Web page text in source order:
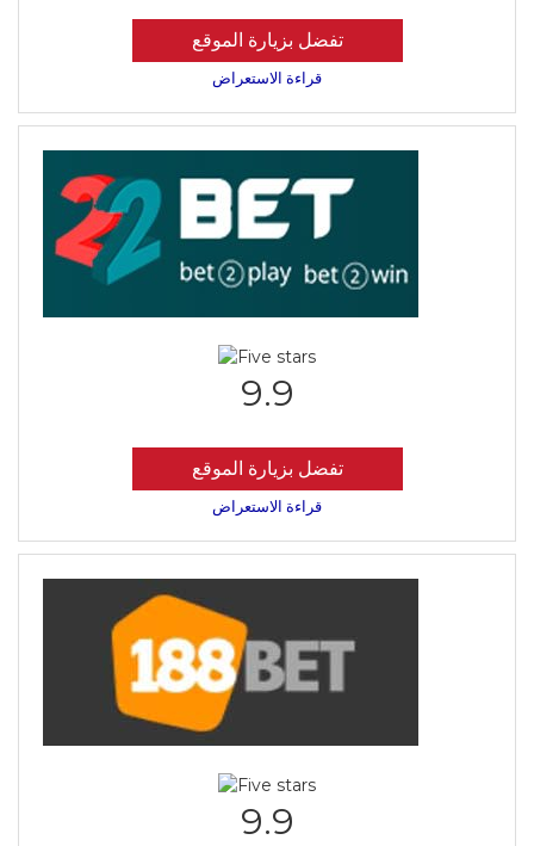
تفضل بزيارة الموقع
قراءة الاستعراض
9.9
تفضل بزيارة الموقع
قراءة الاستعراض
9.9